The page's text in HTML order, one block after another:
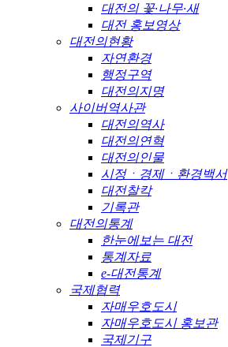
대전의 꽃·나무·새
대전 홍보영상
대전의현황
자연환경
행정구역
대전의지명
사이버역사관
대전의역사
대전의연혁
대전의인물
시정ㆍ경제ㆍ환경백서
대전찰칵
기록관
대전의통계
한눈에보는 대전
통계자료
e-대전통계
국제협력
자매우호도시
자매우호도시 홍보관
국제기구